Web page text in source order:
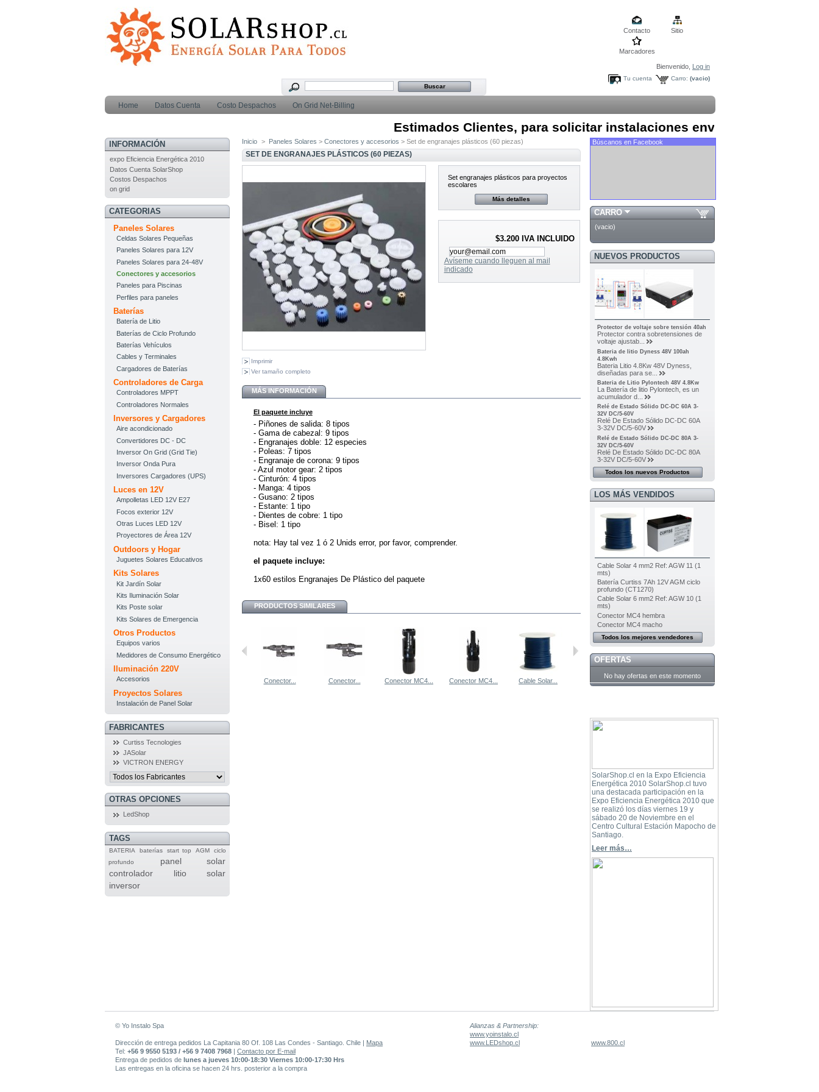
Contacto Sitio
Marcadores
Bienvenido, Log in
Carro: (vacio)
Tu cuenta
Home Datos Cuenta Costo Despachos On Grid Net-Billing
Estimados Clientes, para solicitar instalaciones enviar mail a
INFORMACIÓN
expo Eficiencia Energética 2010
Datos Cuenta SolarShop
Costos Despachos
on grid
CATEGORIAS
Paneles Solares
Celdas Solares Pequeñas
Paneles Solares para 12V
Paneles Solares para 24-48V
Conectores y accesorios
Paneles para Piscinas
Perfiles para paneles
Baterías
Batería de Litio
Baterías de Ciclo Profundo
Baterías Vehículos
Cables y Terminales
Cargadores de Baterías
Controladores de Carga
Controladores MPPT
Controladores Normales
Inversores y Cargadores
Aire acondicionado
Convertidores DC - DC
Inversor On Grid (Grid Tie)
Inversor Onda Pura
Inversores Cargadores (UPS)
Luces en 12V
Ampolletas LED 12V E27
Focos exterior 12V
Otras Luces LED 12V
Proyectores de Área 12V
Outdoors y Hogar
Juguetes Solares Educativos
Kits Solares
Kit Jardín Solar
Kits Iluminación Solar
Kits Poste solar
Kits Solares de Emergencia
Otros Productos
Equipos varios
Medidores de Consumo Energético
Iluminación 220V
Accesorios
Proyectos Solares
Instalación de Panel Solar
FABRICANTES
Curtiss Tecnologies
JASolar
VICTRON ENERGY
OTRAS OPCIONES
LedShop
TAGS
BATERIA baterías start top AGM
ciclo
profundo
panel solar
controlador
litio
solar
inversor
Inicio > Paneles Solares >Conectores y accesorios > Set de engranajes plásticos (60 piezas)
SET DE ENGRANAJES PLÁSTICOS (60 PIEZAS)
Imprimir
Ver tamaño completo
Set engranajes plásticos para proyectos
escolares
Más detalles
$3.200IVA INCLUIDO
Avíseme cuando lleguen al mail
indicado
MÁS INFORMACIÓN
El paquete incluye
- Piñones de salida: 8 tipos
- Gama de cabezal: 9 tipos
- Engranajes doble: 12 especies
- Poleas: 7 tipos
- Engranaje de corona: 9 tipos
- Azul motor gear: 2 tipos
- Cinturón: 4 tipos
- Manga: 4 tipos
- Gusano: 2 tipos
- Estante: 1 tipo
- Dientes de cobre: 1 tipo
- Bisel: 1 tipo
nota: Hay tal vez 1 ó 2 Unids error, por favor, comprender.
el paquete incluye:
1x60 estilos Engranajes De Plástico del paquete
PRODUCTOS SIMILARES
Conector... Conector... Conector MC4... Conector MC4... Cable Solar... Cable Solar... Par de Cable...
Búscanos en Facebook
CARRO
(vacio)
NUEVOS PRODUCTOS
Protector de voltaje sobre tensión 40ah
Protector contra sobretensiones de
voltaje ajustab...
Bateria de litio Dyness 48V 100ah
4.8Kwh
Bateria Litio 4.8Kw 48V Dyness,
diseñadas para se...
Bateria de Litio Pylontech 48V 4.8Kw
La Batería de litio Pylontech, es un
acumulador d...
Relé de Estado Sólido DC-DC 60A 3-
32V DC/5-60V
Relé De Estado Sólido DC-DC 60A
3-32V DC/5-60V
Relé de Estado Sólido DC-DC 80A 3-
32V DC/5-60V
Relé De Estado Sólido DC-DC 80A
3-32V DC/5-60V
Todos los nuevos Productos
LOS MÁS VENDIDOS
Cable Solar 4 mm2 Ref: AGW 11 (1
mts)
Batería Curtiss 7Ah 12V AGM ciclo
profundo (CT1270)
Cable Solar 6 mm2 Ref: AGW 10 (1
mts)
Conector MC4 hembra
Conector MC4 macho
Todos los mejores vendedores
OFERTAS
No hay ofertas en este momento
SolarShop.cl en la Expo Eficiencia
Energética 2010 SolarShop.cl tuvo
una destacada participación en la
Expo Eficiencia Energética 2010 que
se realizó los días viernes 19 y
sábado 20 de Noviembre en el
Centro Cultural Estación Mapocho de
Santiago.
Leer más…
© Yo Instalo Spa
Alianzas & Partnership:
www.yoinstalo.cl
Dirección de entrega pedidos La Capitania 80 Of. 108 Las Condes - Santiago. Chile | Mapa www.LEDshop.cl
www.800.cl
Tel: +56 9 9550 5193 / +56 9 7408 7968
Contacto por E-mail
Entrega de pedidos de lunes a jueves 10:00-18:30 Viernes 10:00-17:30 Hrs
Las entregas en la oficina se hacen 24 hrs. posterior a la compra